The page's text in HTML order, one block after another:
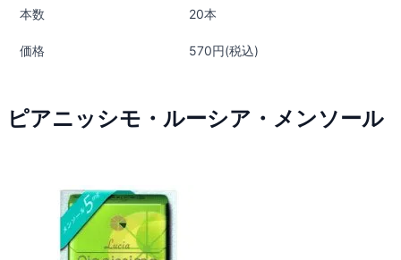
本数 20本
価格 570円(税込)
ピアニッシモ・ルーシア・メンソール